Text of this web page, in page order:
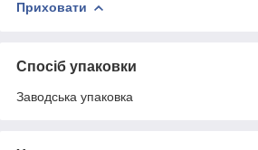
Приховати
Спосіб упаковки
Заводська упаковка